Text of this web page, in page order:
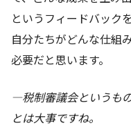
というフィードバック
自分たちがどんな仕組
必要だと思います。
―税制審議会というも
とは大事ですね。